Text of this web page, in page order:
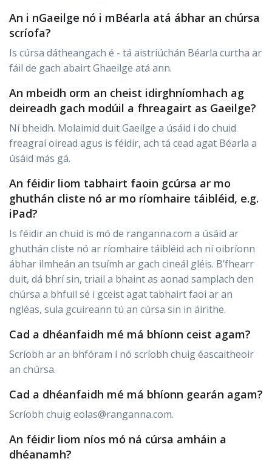
An i nGaeilge nó i mBéarla atá ábhar an chúrsa
scríofa?
Is cúrsa dátheangach é - tá aistriúchán Béarla curtha ar
fáil de gach abairt Ghaeilge atá ann.
An mbeidh orm an cheist idirghníomhach ag
deireadh gach modúil a fhreagairt as Gaeilge?
Ní bheidh. Molaimid duit Gaeilge a úsáid i do chuid
freagraí oiread agus is féidir, ach tá cead agat Béarla a
úsáid más gá.
An féidir liom tabhairt faoin gcúrsa ar mo
ghuthán cliste nó ar mo ríomhaire táibléid, e.g.
iPad?
Is féidir an chuid is mó de ranganna.com a úsáid ar
ghuthán cliste nó ar ríomhaire táibléid ach ní oibríonn
ábhar ilmheán an tsuímh ar gach cineál gléis. B’fhearr
duit, dá bhrí sin, triail a bhaint as aonad samplach den
chúrsa a bhfuil sé i gceist agat tabhairt faoi ar an
ngléas, sula gcuireann tú an cúrsa sin in áirithe.
Cad a dhéanfaidh mé má bhíonn ceist agam?
Scríobh ar an bhfóram í nó scríobh chuig éascaitheoir
an chúrsa.
Cad a dhéanfaidh mé má bhíonn gearán agam?
Scríobh chuig eolas@ranganna.com.
An féidir liom níos mó ná cúrsa amháin a
dhéanamh?